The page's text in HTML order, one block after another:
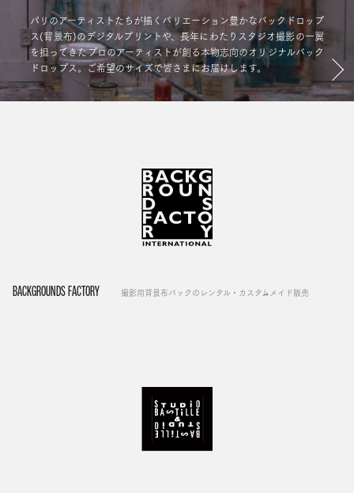
パリのアーティストたちが描くバリエーション豊かなバックドロップ
ス(背景布)のデジタルプリントや、長年にわたりスタジオ撮影の一翼
を担ってきたプロのアーティストが創る本物志向のオリジナルバック
ドロップス。ご希望のサイズで皆さまにお届けします。
BACKGROUNDS FACTORY 撮影用背景布バックのレンタル・カスタムメイド販売